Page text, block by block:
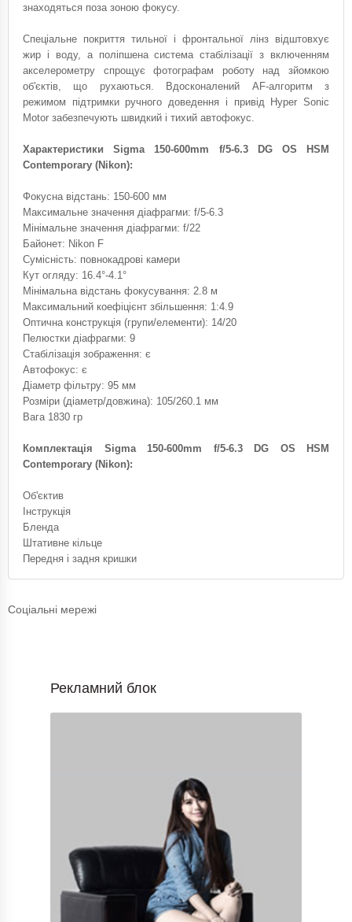
знаходяться поза зоною фокусу.
Спеціальне покриття тильної і фронтальної лінз відштовхує
жир і воду, а поліпшена система стабілізації з включенням
акселерометру спрощує фотографам роботу над зйомкою
об'єктів, що рухаються. Вдосконалений AF-алгоритм з
режимом підтримки ручного доведення і привід Hyper Sonic
Motor забезпечують швидкий і тихий автофокус.
Характеристики Sigma 150-600mm f/5-6.3 DG OS HSM
Contemporary (Nikon):
Фокусна відстань: 150-600 мм
Максимальне значення діафрагми: f/5-6.3
Мінімальне значення діафрагми: f/22
Байонет: Nikon F
Сумісність: повнокадрові камери
Кут огляду: 16.4°-4.1°
Мінімальна відстань фокусування: 2.8 м
Максимальний коефіцієнт збільшення: 1:4.9
Оптична конструкція (групи/елементи): 14/20
Пелюстки діафрагми: 9
Стабілізація зображення: є
Автофокус: є
Діаметр фільтру: 95 мм
Розміри (діаметр/довжина): 105/260.1 мм
Вага 1830 гр
Комплектація Sigma 150-600mm f/5-6.3 DG OS HSM
Contemporary (Nikon):
Об'єктив
Інструкція
Бленда
Штативне кільце
Передня і задня кришки
Соціальні мережі
Рекламний блок